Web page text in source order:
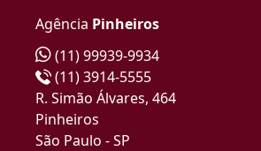
Agência Pinheiros
(11) 99939-9934
(11) 3914-5555
R. Simão Álvares, 464
Pinheiros
São Paulo - SP